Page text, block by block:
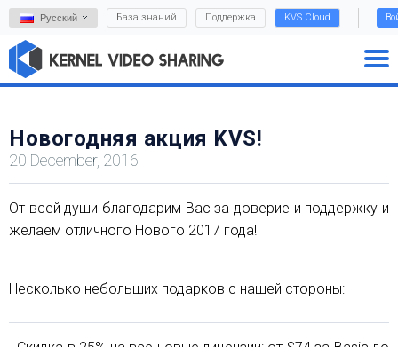
Русский База знаний Поддержка KVS Cloud
Новогодняя акция KVS!
20 December, 2016
От всей души благодарим Вас за доверие и поддержку и
желаем отличного Нового 2017 года!
Несколько небольших подарков с нашей стороны: